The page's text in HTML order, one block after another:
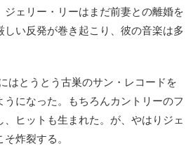
ェリー・リーはまだ前妻との離婚を
い反発が巻き起こり、彼の音楽は多
はとうとう古巣のサン・レコードを
になった。もちろんカントリーのフ
ヒットも生まれた。が、やはりジェ
炸裂する。